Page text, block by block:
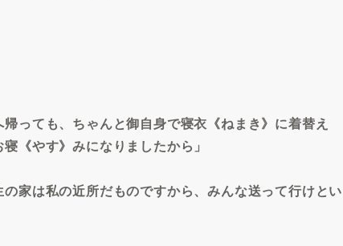
っても、ちゃんと御自身で寝衣《ねまき》に着替え
《やす》みになりましたから」
家は私の近所だものですから、みんな送って行けとい